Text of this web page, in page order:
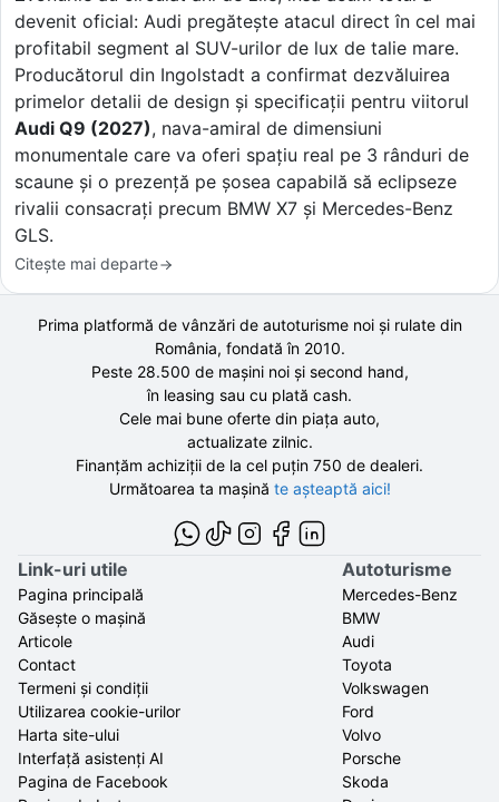
devenit oficial: Audi pregătește atacul direct în cel mai
profitabil segment al SUV-urilor de lux de talie mare.
Producătorul din Ingolstadt a confirmat dezvăluirea
primelor detalii de design și specificații pentru viitorul
Audi Q9 (2027), nava-amiral de dimensiuni
monumentale care va oferi spațiu real pe 3 rânduri de
scaune și o prezență pe șosea capabilă să eclipseze
rivalii consacrați precum BMW X7 și Mercedes-Benz
GLS.
Citește mai departe
Prima platformă de vânzări de autoturisme noi și rulate din
România, fondată în 2010.
Peste 28.500 demașini noi și second hand,
în leasing sau cu plată cash.
Cele mai bune oferte din piața auto,
actualizate zilnic.
Finanțăm achiziții de la cel puțin 750 de dealeri.
Următoarea ta mașină te așteaptă aici!
Link-uri utile
Pagina principală
Găsește o mașină
Articole
Contact
Termeni și condiții
Utilizarea cookie-urilor
Harta site-ului
Interfață asistenți AI
Pagina de Facebook
Autoturisme
Mercedes-Benz
BMW
Audi
Toyota
Volkswagen
Ford
Volvo
Porsche
Skoda